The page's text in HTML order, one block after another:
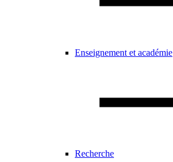
Enseignement et académie
Recherche